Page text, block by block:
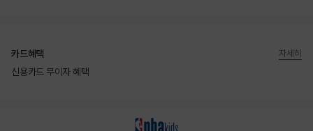
카드혜택
신용카드 무이자 혜택
자세히